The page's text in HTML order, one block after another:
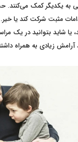
به یکدیگر کمک
مثبت شرکت کند یا خیر.
یا شاید بتوانید در
زیادی به همراه